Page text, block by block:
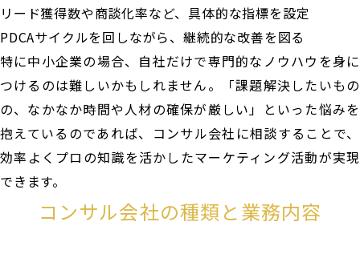
リード獲得数や商談化率など、具体的な指標を設定
PDCAサイクルを回しながら、継続的な改善を図る
特に中小企業の場合、自社だけで専門的なノウハウを身に
つけるのは難しいかもしれません。「課題解決したいもの
の、なかなか時間や人材の確保が厳しい」といった悩みを
抱えているのであれば、コンサル会社に相談することで、
効率よくプロの知識を活かしたマーケティング活動が実現
できます。
コンサル会社の種類と業務内容